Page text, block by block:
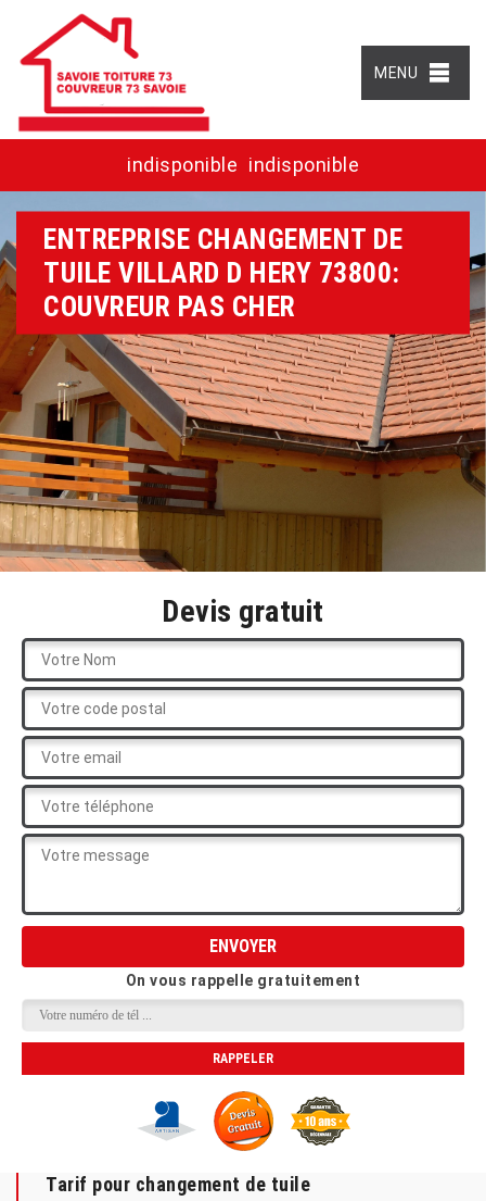
MENU
indisponible indisponible
ENTREPRISE CHANGEMENT DE
TUILE VILLARD D HERY 73800:
COUVREUR PAS CHER
Devis gratuit
On vous rappelle gratuitement
Tarif pour changement de tuile